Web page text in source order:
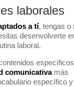
laborales
a tí, tengas o
desenvolverte
laboral.
específicos
comunicativamás
específico y